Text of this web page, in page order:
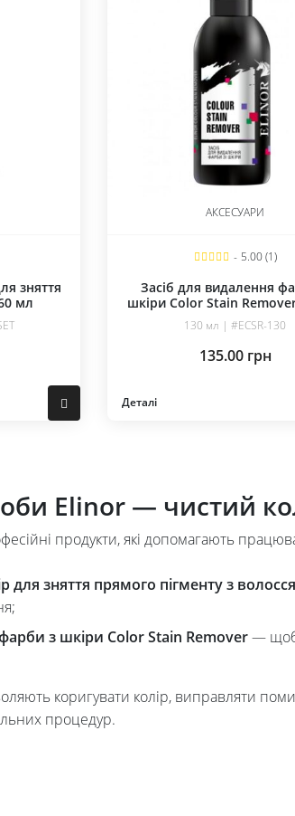
зняття
мл
АКСЕСУАРИ
- 5.00 (1)
Засіб для видалення
шкіри Color Stain
130 мл | #ECSR-130
135.00 грн
Деталі
Elinor — чистий
продукти, які допомагають
для зняття прямого пігменту з волосся
з шкіри Color Stain Remover— щоб
коригувати колір, виправляти
процедур.